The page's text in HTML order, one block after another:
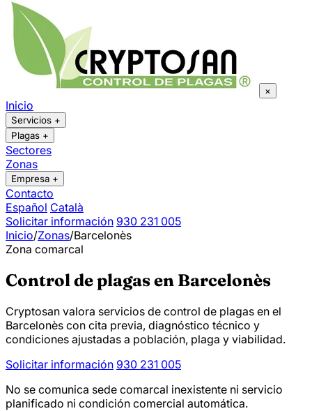
×
Inicio
Servicios +
Plagas +
Sectores
Zonas
Empresa +
Contacto
Español Català
Solicitar información 930 231 005
Inicio/Zonas/Barcelonès
Zona comarcal
Control de plagas en Barcelonès
Cryptosan valora servicios de control de plagas en el
Barcelonès con cita previa, diagnóstico técnico y
condiciones ajustadas a población, plaga y viabilidad.
Solicitar información 930 231 005
No se comunica sede comarcal inexistente ni servicio
planificado ni condición comercial automática.